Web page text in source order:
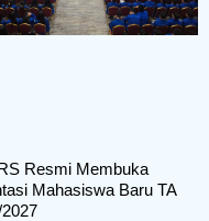
Resmi Membuka
Mahasiswa Baru TA